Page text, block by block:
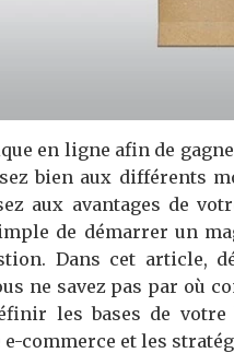
en ligne afin de
bien aux différents
aux avantages de
de démarrer un
Dans cet article,
ne savez pas par où
les bases de
commerce et les